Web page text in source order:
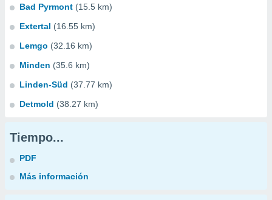
Bad Pyrmont (15.5 km)
Extertal (16.55 km)
Lemgo (32.16 km)
Minden (35.6 km)
Linden-Süd (37.77 km)
Detmold (38.27 km)
Tiempo...
PDF
Más información